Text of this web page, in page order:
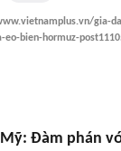
gia-
eo-bien-hormuz-
Mỹ: Đàm phán